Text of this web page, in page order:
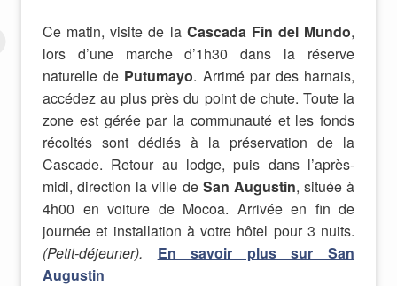
Ce matin, visite de laCascada Fin del Mundo,
lors d’une marche d’1h30 dans la réserve
naturelle de Putumayo. Arrimé par des harnais,
accédez au plus près du point de chute. Toute la
zone est gérée par la communauté et les fonds
récoltés sont dédiés à la préservation de la
Cascade. Retour au lodge, puis dans l’après-
midi, direction la ville de San Augustin, située à
4h00 en voiture de Mocoa. Arrivée en fin de
journée et installation à votre hôtel pour 3 nuits.
(Petit-déjeuner). En savoir plus sur San
Augustin